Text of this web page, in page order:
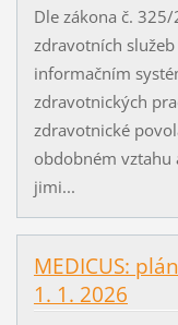
Dle zákona č.
zdravotních
informačním
zdravotnických
zdravotnické
obdobném vztahu
jimi...
MEDICUS:
1. 1. 2026